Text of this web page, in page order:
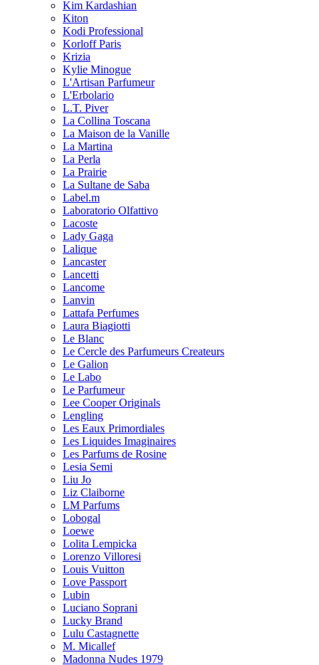
Kim Kardashian
Kiton
Kodi Professional
Korloff Paris
Krizia
Kylie Minogue
L'Artisan Parfumeur
L'Erbolario
L.T. Piver
La Collina Toscana
La Maison de la Vanille
La Martina
La Perla
La Prairie
La Sultane de Saba
Label.m
Laboratorio Olfattivo
Lacoste
Lady Gaga
Lalique
Lancaster
Lancetti
Lancome
Lanvin
Lattafa Perfumes
Laura Biagiotti
Le Blanc
Le Cercle des Parfumeurs Createurs
Le Galion
Le Labo
Le Parfumeur
Lee Cooper Originals
Lengling
Les Eaux Primordiales
Les Liquides Imaginaires
Les Parfums de Rosine
Lesia Semi
Liu Jo
Liz Claiborne
LM Parfums
Lobogal
Loewe
Lolita Lempicka
Lorenzo Villoresi
Louis Vuitton
Love Passport
Lubin
Luciano Soprani
Lucky Brand
Lulu Castagnette
M. Micallef
Madonna Nudes 1979